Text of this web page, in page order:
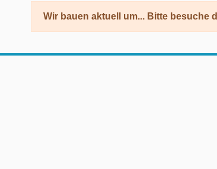
Wir bauen aktuell um... Bitte besuche